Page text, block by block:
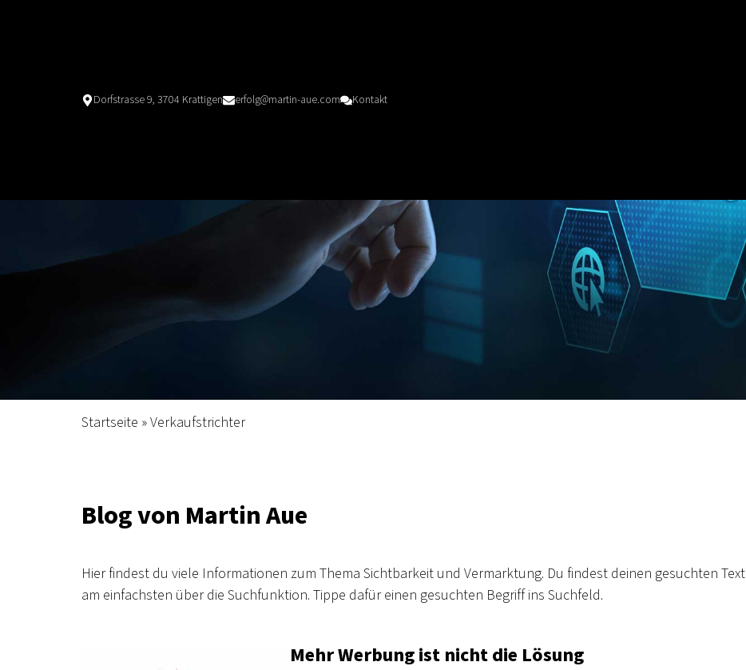
Dorfstrasse 9, 3704 Krattigen erfolg@martin-aue.com Kontakt
Startseite »Verkaufstrichter
Blog von Martin Aue
Hier findest du viele Informationen zum Thema Sichtbarkeit und Vermarktung. Du findest deinen gesuchten Text
am einfachsten über die Suchfunktion. Tippe dafür einen gesuchten Begriff ins Suchfeld.
Mehr Werbung ist nicht die Lösung